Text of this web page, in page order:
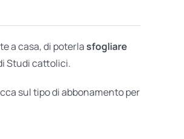
a casa, di poterlasfogliare
Studi cattolici.
sul tipo di abbonamento per